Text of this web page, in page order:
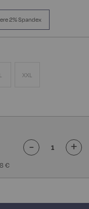
2% Spandex
XXL
€
- +